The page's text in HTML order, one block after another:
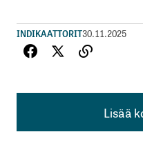
INDIKAATTORIT30.11.2025
Lisää
Lisää